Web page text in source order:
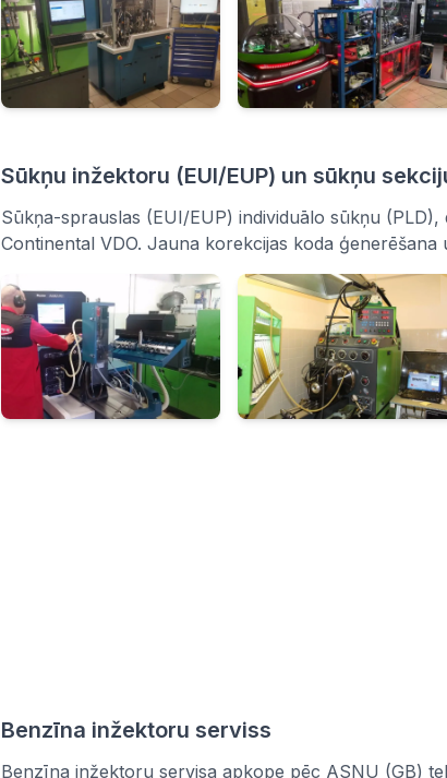
Sūkņu inžektoru (EUI/EUP) un sūkņu
Sūkņa-sprauslas (EUI/EUP) individuālo sūkņu
Continental VDO. Jauna korekcijas koda ģenerēšana
Benzīna inžektoru serviss
Benzīna inžektoru servisa apkope pēc ASNU (GB)